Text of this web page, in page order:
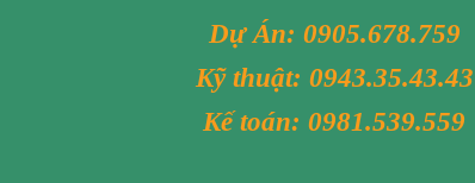
Dự Án: 0905.678.759
Kỹ thuật: 0943.35.43.43
Kế toán:0981.539.559